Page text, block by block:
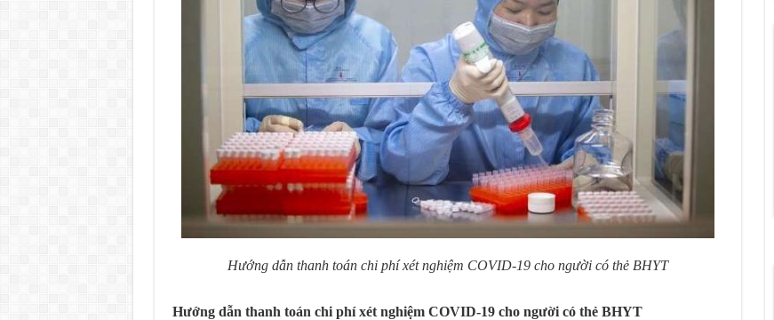
Hướng dẫn thanh toán chi phí xét nghiệm COVID-19 cho người có thẻ BHYT
Hướng dẫn thanh toán chi phí xét nghiệm COVID-19 cho người có thẻ BHYT